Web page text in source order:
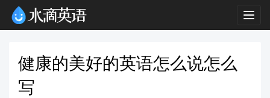
健康的美好的英语怎么说怎么
写